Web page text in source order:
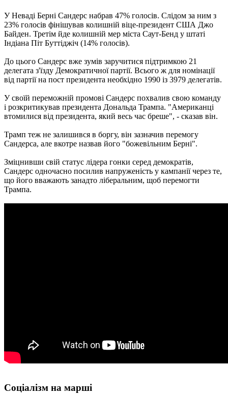
У Неваді Берні Сандерс набрав 47% голосів. Слідом за ним з
23% голосів фінішував колишній віце-президент США Джо
Байден. Третім йде колишній мер міста Саут-Бенд у штаті
Індіана Піт Буттіджіч (14% голосів).
До цього Сандерс вже зумів заручитися підтримкою 21
делегата з'їзду Демократичної партії. Всього ж для номінації
від партії на пост президента необхідно 1990 із 3979 делегатів.
У своїй переможній промові Сандерс похвалив свою команду
і розкритикував президента Дональда Трампа. "Американці
втомилися від президента, який весь час бреше", - сказав він.
Трамп теж не залишився в боргу, він зазначив перемогу
Сандерса, але вкотре назвав його "божевільним Берні".
Зміцнивши свій статус лідера гонки серед демократів,
Сандерс одночасно посилив напруженість у кампанії через те,
що його вважають занадто ліберальним, щоб перемогти
Трампа.
Соціалізм на марші